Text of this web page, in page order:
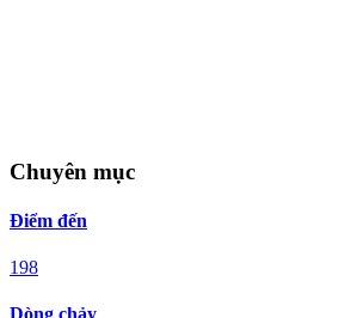
Chuyên mục
Điểm đến
198